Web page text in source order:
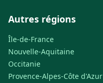
Autres régions
Île-de-France
Nouvelle-Aquitaine
Occitanie
Provence-Alpes-Côte d'Azur